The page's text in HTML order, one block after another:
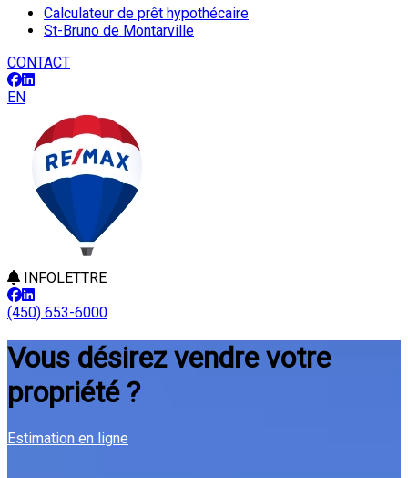
Calculateur de prêt hypothécaire
St-Bruno de Montarville
CONTACT
EN
INFOLETTRE
(450) 653-6000
Vous désirez vendre votre
propriété ?
Estimation en ligne